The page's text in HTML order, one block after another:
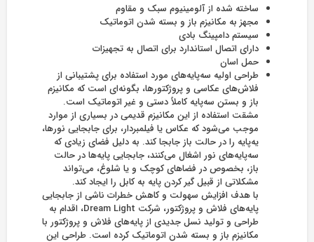
ساخته شده از آلومینیوم سبک و مقاوم
مجهز به مکانیزم باز و بسته شدن اتوماتیک
سیستم دامپینگ بادی
دارای اتصال استاندارد برای اتصال به تجهیزات
حمل اسان
طراحی اولیه سه‌پایه‌های مورد استفاده برای پشتیبانی از
فلاش‌های عکاسی و پروژکتور‌ها، بگونه‌ای است که مکانیزم
باز و بستن سه‌پایه کاملاً دستی و غیر اتوماتیک است.
مشقت استفاده از این مکانیزم قدیمی در بسیاری از موارد
موجب می‌شود که عکاس یا فیلمبردار، برای جابجایی نورها،
یه‌پایه را در حالت باز جابجا کند. به دلیل فضای زیادی که
سه‌پایه‌های نور اشغال می‌کنند، جابجایی پایه‌ها در حالت
باز، بخصوص در فضاهای کوچک و یا شلوغ، می‌تواند
مشکلاتی از قبیل گیر کردن پایه به کابل را ایجاد کند.
با هدف افزایش سهولت و کاهش خطرات ناشی از جابجایی
پایه‌های فلاش و پروژکتور، شرکت Dream Light، اقدام به
طراحی و تولید نسل جدیدی از پایه‌های فلاش و پروژکتور با
مکانیزم باز و بسته شدن اتوماتیک کرده است. طراحی این